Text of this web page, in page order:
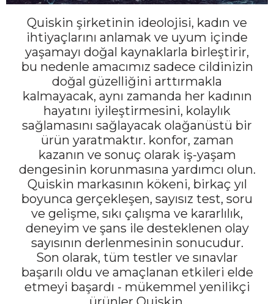
Quiskin şirketinin ideolojisi, kadın ve
ihtiyaçlarını anlamak ve uyum içinde
yaşamayı doğal kaynaklarla birleştirir,
bu nedenle amacımız sadece cildinizin
doğal güzelliğini arttırmakla
kalmayacak, aynı zamanda her kadının
hayatını iyileştirmesini, kolaylık
sağlamasını sağlayacak olağanüstü bir
ürün yaratmaktır. konfor, zaman
kazanın ve sonuç olarak iş-yaşam
dengesinin korunmasına yardımcı olun.
Quiskin markasının kökeni, birkaç yıl
boyunca gerçekleşen, sayısız test, soru
ve gelişme, sıkı çalışma ve kararlılık,
deneyim ve şans ile desteklenen olay
sayısının derlenmesinin sonucudur.
Son olarak, tüm testler ve sınavlar
başarılı oldu ve amaçlanan etkileri elde
etmeyi başardı - mükemmel yenilikçi